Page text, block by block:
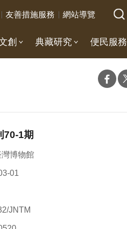
友善措施服務 網站導覽
創 典藏研究 便民服務
70-1期
灣博物館
01
JNTM